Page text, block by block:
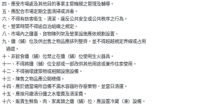
四、應受市場處及其他目的事業主管機關之管理及輔導。
五、應配合市場定期全面清掃或消毒。
六、不得有妨害衛生、清潔、違反公共安全或公共秩序之行為。
七、營業時間不得逾自治組織之規定。
八、市場內之攤臺、貨物陳列架及營業設施應依規劃設置。
九、攤（鋪）位及供出售之物品應排列整齊，並不得超越規定界線或占用
    通道。
十、非飲食攤（鋪）位禁止在攤（鋪）位使用生火器具。
十一、不得將攤（鋪）位全部或一部改供其他用途或兼作住家使用。
十二、不得損壞建築物或相關設施設備。
十三、陳售之物品應公開標價。
十四、應於適當場所自備不漏水容器貯存廢棄物，並當日清運。
十五、應按月繳清分攤之水電費及清潔費。
十六、販賣生鮮魚、肉、家禽類之攤（鋪）位，應設置冷藏（凍）設備。